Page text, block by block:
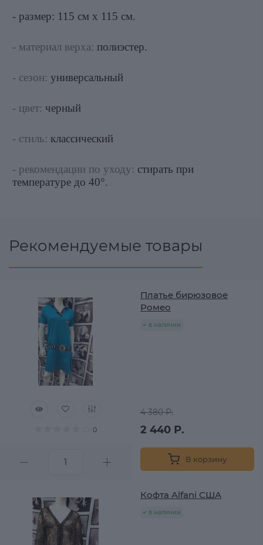
- размер: 115 см х 115 см.
- материал верха: полиэстер.
- сезон: универсальный
- цвет: черный
- стиль: классический
- рекомендации по уходу: стирать при
температуре до 40°.
Рекомендуемые товары
0
Платье бирюзовое
Ромео
в наличии
4 380 Р.
2 440 Р.
В корзину
Кофта Alfani США
в наличии